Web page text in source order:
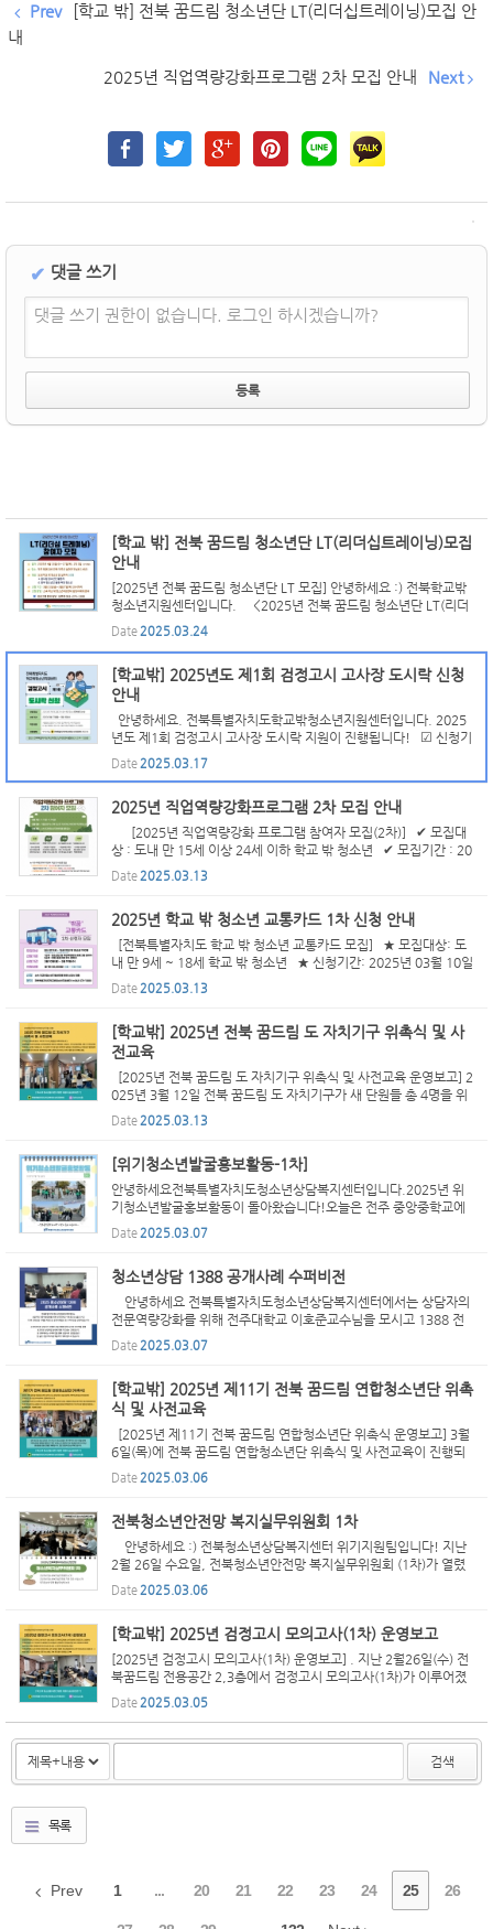
Prev
[학교 밖] 전북 꿈드림 청소년단 LT(리더십트레이닝)모집 안
내
2025년 직업역량강화프로그램 2차 모집 안내 Next
✔ 댓글 쓰기
댓글 쓰기 권한이 없습니다. 로그인 하시겠습니까?
[학교 밖] 전북 꿈드림 청소년단 LT(리더십트레이닝)모집
안내
[2025년 전북 꿈드림 청소년단 LT 모집] 안녕하세요 :) 전북학교밖
청소년지원센터입니다. <2025년 전북 꿈드림 청소년단 LT(리더
십 트레이닝)>참여자를 모집합니다! ★행사일자 : 2025년 4월 16
일(수)~17일(목), 1박 2일 (숙식제공) ★장 소 : 무주 태권도...
Date2025.03.24
[학교밖] 2025년도 제1회 검정고시 고사장 도시락 신청
안내
안녕하세요. 전북특별자치도학교밖청소년지원센터입니다. 2025
년도 제1회 검정고시 고사장 도시락 지원이 진행됩니다! ☑ 신청기
간 : 2025년 3월 17일(월) ~ 3월 19일(수) ☑ 신청방법 : 카카오채
널 '전북특별자치도학교밖청소년지원센터' 채팅신청 도시...
Date2025.03.17
2025년 직업역량강화프로그램 2차 모집 안내
[2025년 직업역량강화 프로그램 참여자 모집(2차)] ✔ 모집대
상 : 도내 만 15세 이상 24세 이하 학교 밖 청소년 ✔ 모집기간 : 20
25년 3월 7일(금) ~ 3월 14일(금) * 면접일자는 개별적으로 연락
✔ 주요 활동 내용은 안내 포스터 참조 ✔ 신청방법 ...
Date2025.03.13
2025년 학교 밖 청소년 교통카드 1차 신청 안내
[전북특별자치도 학교 밖 청소년 교통카드 모집] ★ 모집대상: 도
내 만 9세 ~ 18세 학교 밖 청소년 ★ 신청기간: 2025년 03월 10일
(월) ~ 03월 19일(수) ★ 지원내용: 월 1회 30,000원(3월~12월
총 10회 제공) ★ 신청방법: 소속 학교밖청소년지원센터...
Date2025.03.13
[학교밖] 2025년 전북 꿈드림 도 자치기구 위촉식 및 사
전교육
[2025년 전북 꿈드림 도 자치기구 위촉식 및 사전교육 운영보고] 2
025년 3월 12일 전북 꿈드림 도 자치기구가 새 단원들 총 4명을 위
촉하였습니다. 전북특별자치도학교밖청소년지원센터장 명의의 위
촉장을 수여받고, 처음 얼굴 보는 자리였지만 자기소개를 ...
Date2025.03.13
[위기청소년발굴홍보활동-1차]
안녕하세요전북특별자치도청소년상담복지센터입니다.2025년 위
기청소년발굴홍보활동이 돌아왔습니다!오늘은 전주 중앙중학교에
서 새학기 맞이 등교 아웃리치를 진행했습니다.새학기를 응원하는
마음을 담은 강화물과 청소년들이 스스로를 안정화하는 방법을 ...
Date2025.03.07
청소년상담 1388 공개사례 수퍼비전
안녕하세요 전북특별자치도청소년상담복지센터에서는 상담자의
전문역량강화를 위해 전주대학교 이호준교수님을 모시고 1388 전
화상담사례를 바탕으로 공개사례발표 및 수퍼비전을 진행하였습니
다. 수퍼비전이란? 상담사가 진행한 상담사례에 대한 논...
Date2025.03.07
[학교밖] 2025년 제11기 전북 꿈드림 연합청소년단 위촉
식 및 사전교육
[2025년 제11기 전북 꿈드림 연합청소년단 위촉식 운영보고] 3월
6일(목)에 전북 꿈드림 연합청소년단 위촉식 및 사전교육이 진행되
었습니다. 전북특별자치도지사 명의의 위촉장과 단원증 수여, 전북
학교밖청소년지원센터장님의 격려사, 연합청소년단 활동...
Date2025.03.06
전북청소년안전망 복지실무위원회 1차
안녕하세요 :) 전북청소년상담복지센터 위기지원팀입니다! 지난
2월 26일 수요일, 전북청소년안전망 복지실무위원회 (1차)가 열렸
습니다. 어느 때보다도 많은 기관에서 참석해주셔서 전북청소년안
전망이 더욱 견고해지는 시간이었어요. 올해도 어김없...
Date2025.03.06
[학교밖] 2025년 검정고시 모의고사(1차) 운영보고
[2025년 검정고시 모의고사(1차) 운영보고] . 지난 2월26일(수) 전
북꿈드림 전용공간 2,3층에서 검정고시 모의고사(1차)가 이루어졌
습니다! 작년보다 무려 2배나 많은 청소년들이 신청해주어서 깜짝
놀랐었는데요~! 모의고사 당일에도 늦지 않게 도착하여 시...
Date2025.03.05
검색
목록
Prev 1 ... 20 21 22 23 24 25 26